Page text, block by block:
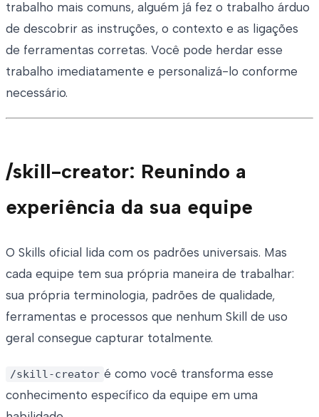
trabalho mais comuns, alguém já fez o trabalho árduo
de descobrir as instruções, o contexto e as ligações
de ferramentas corretas. Você pode herdar esse
trabalho imediatamente e personalizá-lo conforme
necessário.
/skill-creator: Reunindo a
experiência da sua equipe
O Skills oficial lida com os padrões universais. Mas
cada equipe tem sua própria maneira de trabalhar:
sua própria terminologia, padrões de qualidade,
ferramentas e processos que nenhum Skill de uso
geral consegue capturar totalmente.
/skill-creator é como você transforma esse
conhecimento específico da equipe em uma